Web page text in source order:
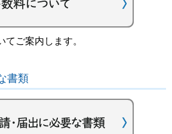
ご案内します。
書類